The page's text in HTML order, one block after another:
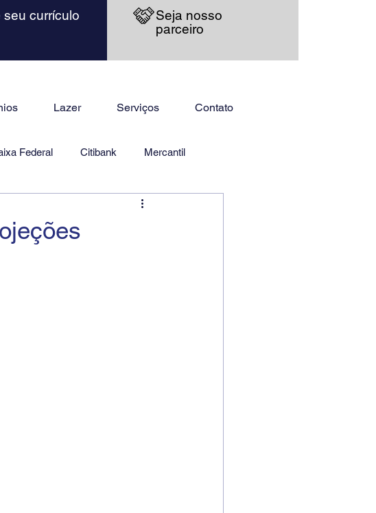
seu currículo
Seja nosso
parceiro
Lazer Serviços Contato
Federal Citibank Mercantil